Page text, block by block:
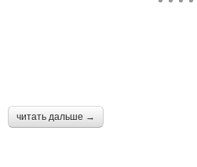
читать дальше →